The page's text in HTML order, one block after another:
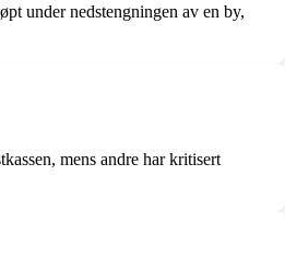
under nedstengningen av en by,
mens andre har kritisert